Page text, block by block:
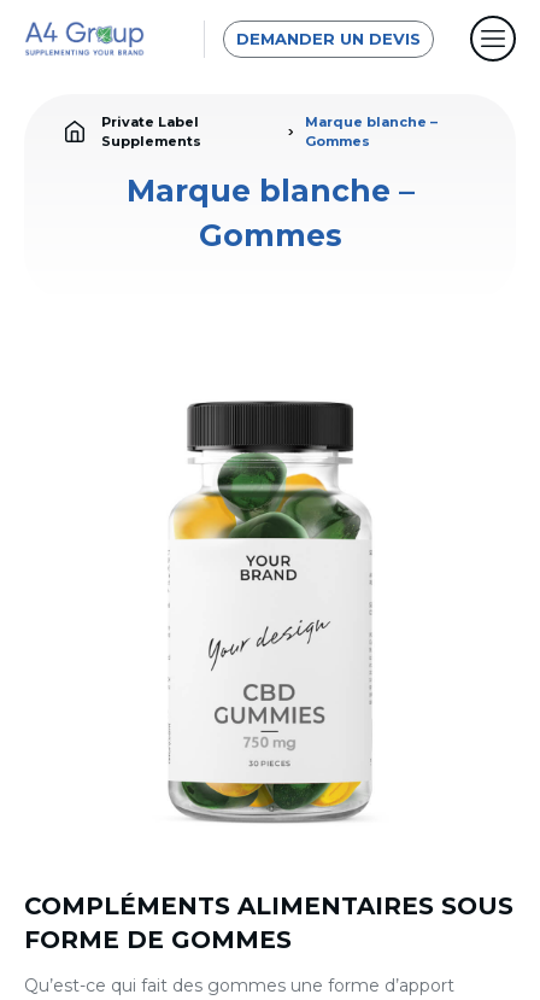
DEMANDER UN DEVIS
Private Label
Supplements
Marque blanche –
Gommes
Marque blanche –
Gommes
COMPLÉMENTS ALIMENTAIRES SOUS
FORME DE GOMMES
Qu’est-ce qui fait des gommes une forme d’apport